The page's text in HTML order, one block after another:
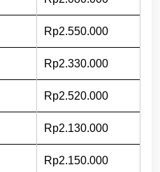
Rp2.550.000
Rp2.330.000
Rp2.520.000
Rp2.130.000
Rp2.150.000